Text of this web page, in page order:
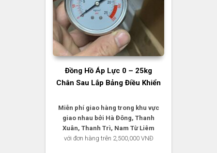
Đồng Hồ Áp Lực 0 – 25kg
Chân Sau Lắp Bảng Điều Khiển
Miễn phí giao hàng trong khu vực
giao nhau bởi Hà Đông, Thanh
Xuân, Thanh Trì, Nam Từ Liêm
với đơn hàng trên 2,500,000 VNĐ